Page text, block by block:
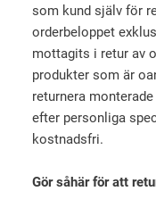
som kund själv för
orderbeloppet
mottagits i retur av
produkter som är
returnera
efter personliga
kostnadsfri.
Gör såhär för att